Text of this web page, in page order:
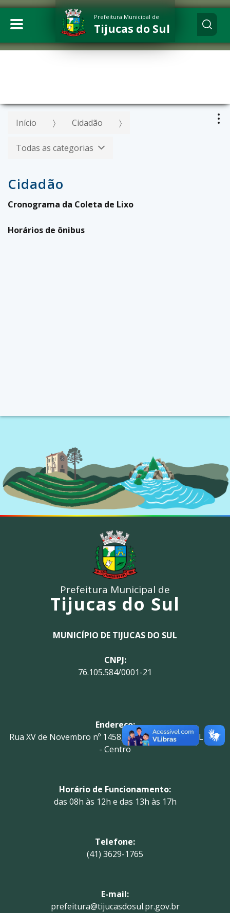
Prefeitura Municipal de
Tijucas do Sul
Início Cidadão
Todas as categorias
Cidadão
Cronograma da Coleta de Lixo
Horários de ônibus
Prefeitura Municipal de
Tijucas do Sul
MUNICÍPIO DE TIJUCAS DO SUL
CNPJ:
76.105.584/0001-21
Endereço:
Rua XV de Novembro nº 1458, (LOCTIJUCASDOSUL S N)
- Centro
Horário de Funcionamento:
das 08h às 12h e das 13h às 17h
Telefone:
(41) 3629-1765
E-mail:
prefeitura@tijucasdosul.pr.gov.br